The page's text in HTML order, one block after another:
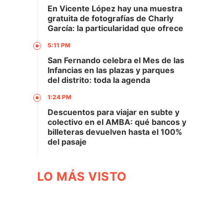
En Vicente López hay una muestra
gratuita de fotografías de Charly
García: la particularidad que ofrece
5:11 PM
San Fernando celebra el Mes de las
Infancias en las plazas y parques
del distrito: toda la agenda
1:24 PM
Descuentos para viajar en subte y
colectivo en el AMBA: qué bancos y
billeteras devuelven hasta el 100%
del pasaje
LO MÁS VISTO